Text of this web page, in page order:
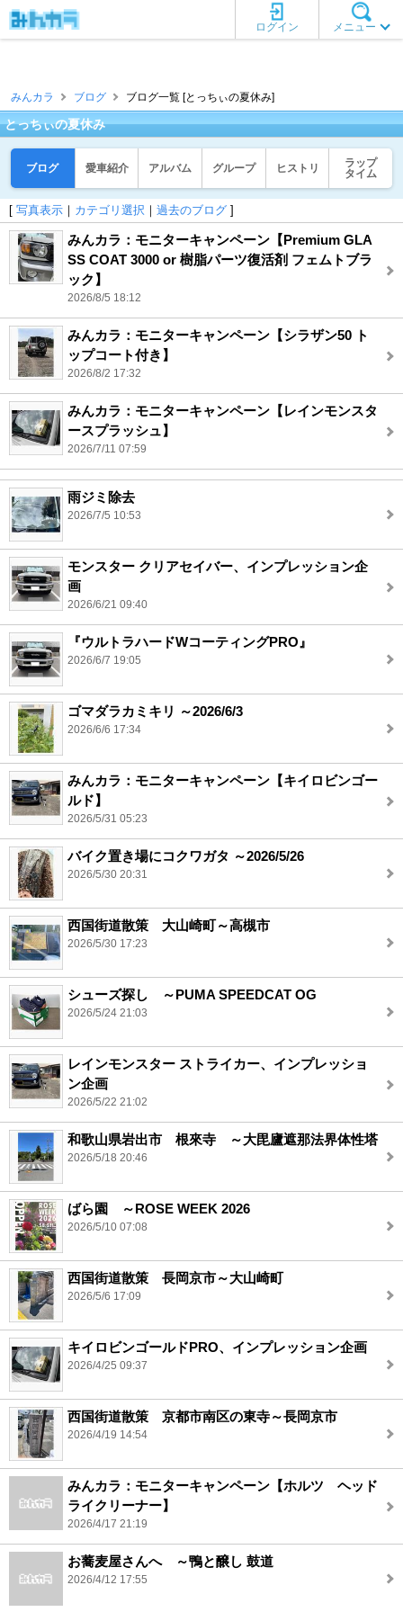
メニュー
ログイン
みんカラ ブログ ブログ一覧 [とっちぃの夏休み]
とっちぃの夏休み
ブログ 愛車紹介 アルバム グループ ヒストリ
ラップ
タイム
[ 写真表示 ｜ カテゴリ選択 ｜ 過去のブログ ]
みんカラ：モニターキャンペーン【Premium GLA
SS COAT 3000 or 樹脂パーツ復活剤 フェムトブラ
ック】
2026/8/5 18:12
みんカラ：モニターキャンペーン【シラザン50 ト
ップコート付き】
2026/8/2 17:32
みんカラ：モニターキャンペーン【レインモンスタ
ースプラッシュ】
2026/7/11 07:59
雨ジミ除去
2026/7/5 10:53
モンスター クリアセイバー、インプレッション企
画
2026/6/21 09:40
『ウルトラハードWコーティングPRO』
2026/6/7 19:05
ゴマダラカミキリ ～2026/6/3
2026/6/6 17:34
みんカラ：モニターキャンペーン【キイロビンゴー
ルド】
2026/5/31 05:23
バイク置き場にコクワガタ ～2026/5/26
2026/5/30 20:31
西国街道散策 大山崎町～高槻市
2026/5/30 17:23
シューズ探し ～PUMA SPEEDCAT OG
2026/5/24 21:03
レインモンスター ストライカー、インプレッショ
ン企画
2026/5/22 21:02
和歌山県岩出市 根來寺 ～大毘廬遮那法界体性塔
2026/5/18 20:46
ばら園 ～ROSE WEEK 2026
2026/5/10 07:08
西国街道散策 長岡京市～大山崎町
2026/5/6 17:09
キイロビンゴールドPRO、インプレッション企画
2026/4/25 09:37
西国街道散策 京都市南区の東寺～長岡京市
2026/4/19 14:54
みんカラ：モニターキャンペーン【ホルツ ヘッド
ライクリーナー】
2026/4/17 21:19
お蕎麦屋さんへ ～鴨と醸し 鼓道
2026/4/12 17:55